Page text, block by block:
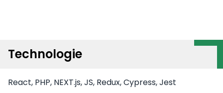
Technologie
React, PHP, NEXT.js, JS, Redux, Cypress, Jest